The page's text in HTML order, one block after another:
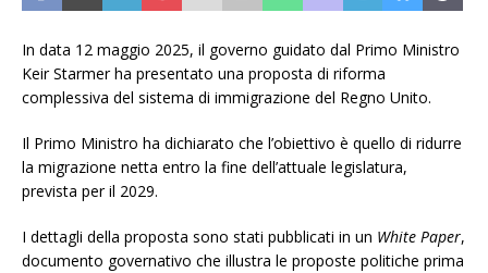
In data 12 maggio 2025, il governo guidato dal Primo Ministro
Keir Starmer ha presentato una proposta di riforma
complessiva del sistema di immigrazione del Regno Unito.
Il Primo Ministro ha dichiarato che l’obiettivo è quello di ridurre
la migrazione netta entro la fine dell’attuale legislatura,
prevista per il 2029.
I dettagli della proposta sono stati pubblicati in un White Paper,
documento governativo che illustra le proposte politiche prima